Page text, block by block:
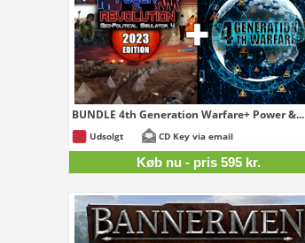
BUNDLE 4th Generation Warfare+ Power &...
Udsolgt CD Key via email
Køb nu - pris 595 kr.